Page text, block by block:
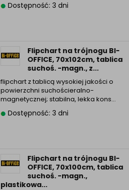
Dostępność: 3 dni
Flipchart na trójnogu BI-
OFFICE, 70x102cm, tablica
suchoś. -magn., z...
flipchart z tablicą wysokiej jakości o
powierzchni suchościeralno-
magnetycznej; stabilna, lekka kons...
Dostępność: 3 dni
Flipchart na trójnogu BI-
OFFICE, 70x100cm, tablica
suchoś. -magn.,
plastikowa...